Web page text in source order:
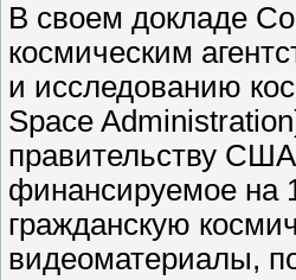
В своем докладе
космическим
и исследованию
Space
правительству
финансируемое на
гражданскую
видеоматериалы,